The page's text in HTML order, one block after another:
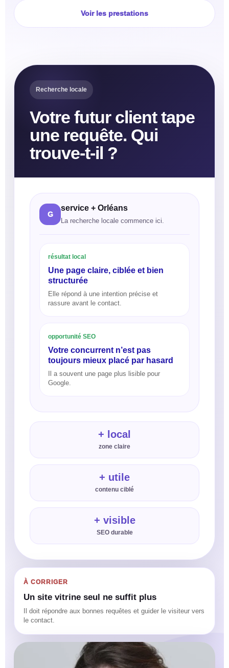
Voir les prestations
Recherche locale
Votre futur client tape
une requête. Qui
trouve-t-il ?
G
service + Orléans
La recherche locale commence ici.
résultat local
Une page claire, ciblée et bien
structurée
Elle répond à une intention précise et
rassure avant le contact.
opportunité SEO
Votre concurrent n’est pas
toujours mieux placé par hasard
Il a souvent une page plus lisible pour
Google.
+ local
zone claire
+ utile
contenu ciblé
+ visible
SEO durable
À CORRIGER
Un site vitrine seul ne suffit plus
Il doit répondre aux bonnes requêtes et guider le visiteur vers
le contact.